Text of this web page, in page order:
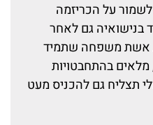
על הכריזמה
בנישואיה גם לאחר
אשת משפחה שתמיד
בהתחבטויות
תצליח גם להכניס מעט